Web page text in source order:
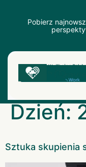
Pobierz
Dzień:
Sztuka skupienia